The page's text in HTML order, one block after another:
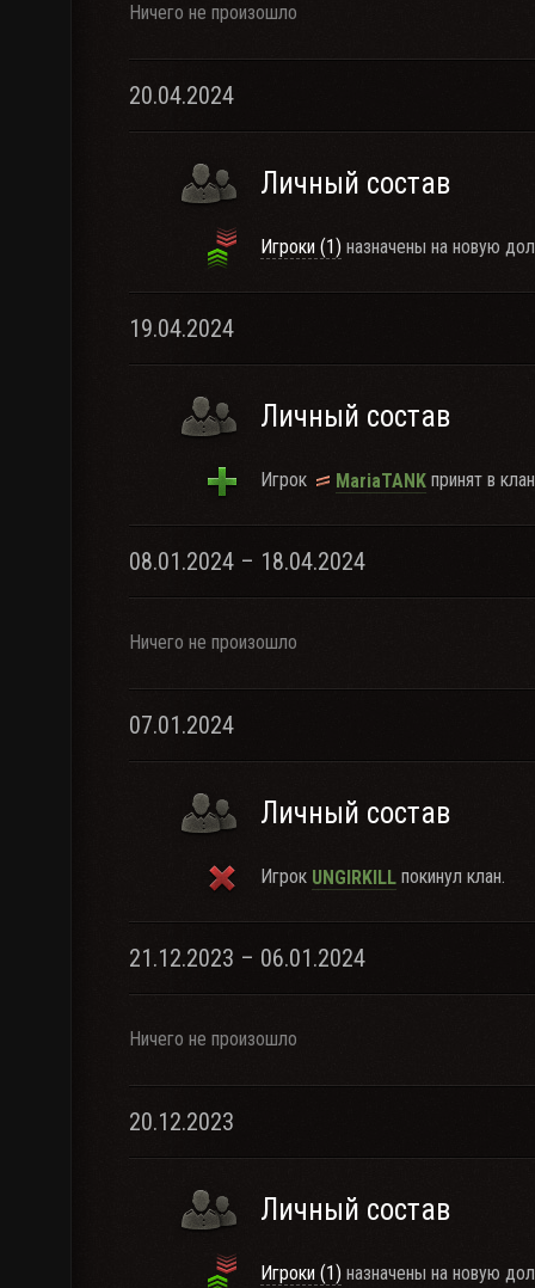
Ничего не произошло
20.04.2024
Личный состав
Игроки (1) назначены на новую
19.04.2024
Личный состав
Игрок MariaTANK принят в
08.01.2024 – 18.04.2024
Ничего не произошло
07.01.2024
Личный состав
Игрок UNGIRKILL покинул клан.
21.12.2023 – 06.01.2024
Ничего не произошло
20.12.2023
Личный состав
Игроки (1) назначены на новую